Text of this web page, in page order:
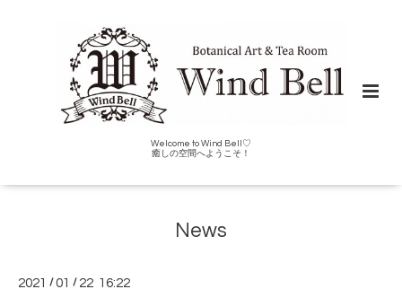
Welcome to Wind Bell♡
癒しの空間へようこそ！
News
2021 /01 / 22 16:22